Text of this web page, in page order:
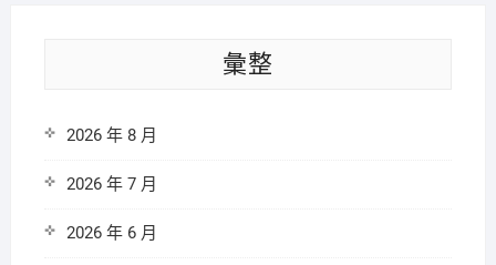
彙整
2026 年 8 月
2026 年 7 月
2026 年 6 月